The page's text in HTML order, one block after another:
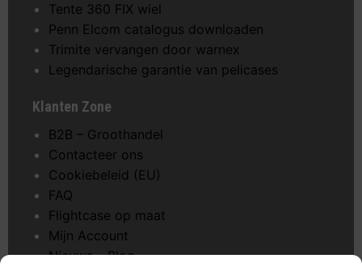
Tente 360 FIX wiel
Penn Elcom catalogus downloaden
Trimite vervangen door warnex
Legendarische garantie van pelicases
Klanten Zone
B2B – Groothandel
Contacteer ons
Cookiebeleid (EU)
FAQ
Flightcase op maat
Mijn Account
Nieuws – Blog